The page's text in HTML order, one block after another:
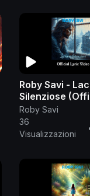
Roby Savi -
Silenziose
Lyric Video)
Roby Savi
36
Visualizzazioni